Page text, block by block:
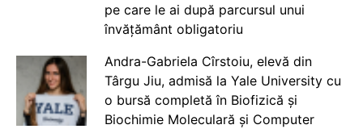
pe care le ai după parcursul unui
învățământ obligatoriu
Andra-Gabriela Cîrstoiu, elevă din
Târgu Jiu, admisă la Yale University cu
o bursă completă în Biofizică și
Biochimie Moleculară și Computer